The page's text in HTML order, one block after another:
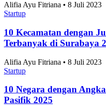
Alifia Ayu Fitriana • 8 Juli 2023
Startup
10 Kecamatan dengan
Terbanyak di Surabaya
Alifia Ayu Fitriana • 8 Juli 2023
Startup
10 Negara dengan
Pasifik 2025